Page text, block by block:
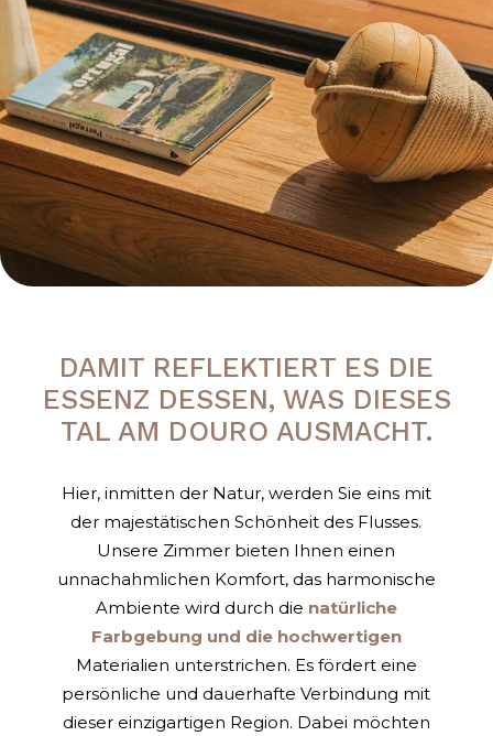
DAMIT REFLEKTIERT ES DIE
ESSENZ DESSEN, WAS DIESES
TAL AM DOURO AUSMACHT.
Hier, inmitten der Natur, werden Sie eins mit
der majestätischen Schönheit des Flusses.
Unsere Zimmer bieten Ihnen einen
unnachahmlichen Komfort, das harmonische
Ambiente wird durch die natürliche
Farbgebung und die hochwertigen
Materialien unterstrichen. Es fördert eine
persönliche und dauerhafte Verbindung mit
dieser einzigartigen Region. Dabei möchten